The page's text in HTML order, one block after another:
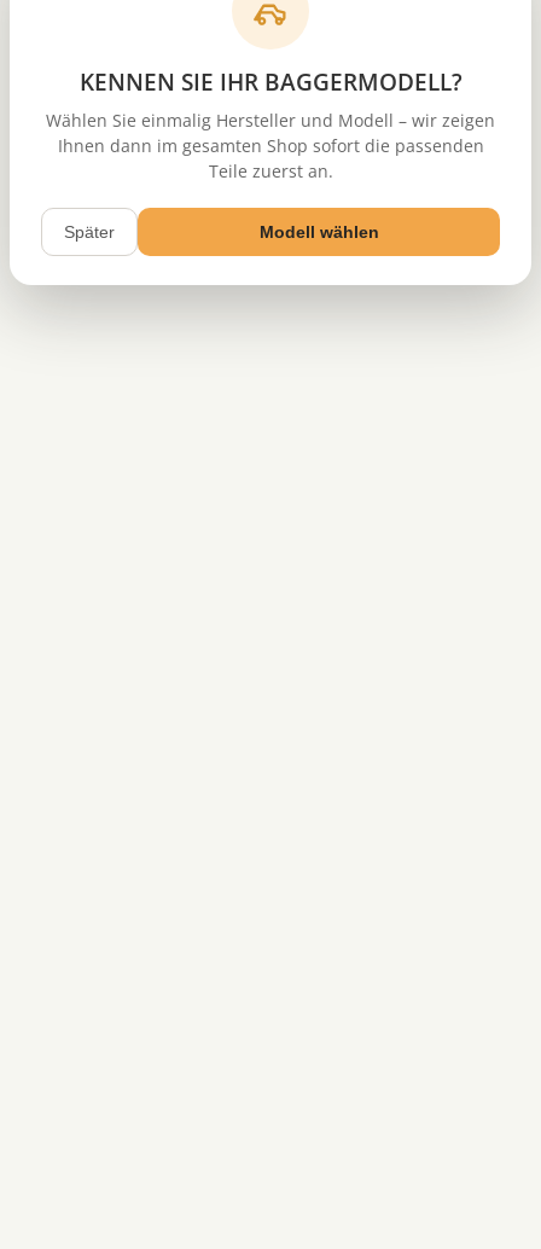
KENNEN SIE IHR BAGGERMODELL?
Wählen Sie einmalig Hersteller und Modell – wir zeigen
Ihnen dann im gesamten Shop sofort die passenden
Teile zuerst an.
Später Modell wählen